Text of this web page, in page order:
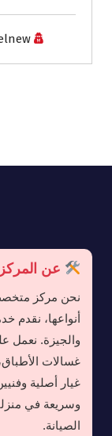
عن المركز
نحن مركز
أنواعها، نقدم
والجيزة. نعمل
غسالات
غيار أصلية
وسريعة في
الصيانة.